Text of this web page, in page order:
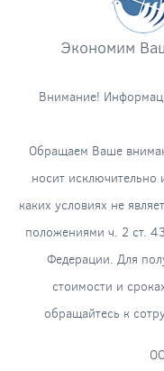
Экономим
Внимание!
Обращаем Ваше
носит
каких условиях не
положениями ч. 2 ст.
Федерации. Для
стоимости и
обращайтесь к